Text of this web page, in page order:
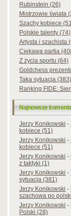
Rubinstein (26)
Mistrzowie świata
Szachy kobiece
Polskie talenty (74)
Artysta i szachista
Ciekawa partia
Z życia sportu (64)
Goldchess
Taka sytuacja (383)
Ranking FIDE:
Najnowsze
Jerzy Konikowski-
kobiece (51)
Jerzy Konikowski-
kobiece (51)
Jerzy Konikowski-
z taktyki (1)
Jerzy Konikowski-
sytuacja (381)
Jerzy Konikowski-
szachowa po
Jerzy Konikowski-
Polski (28)